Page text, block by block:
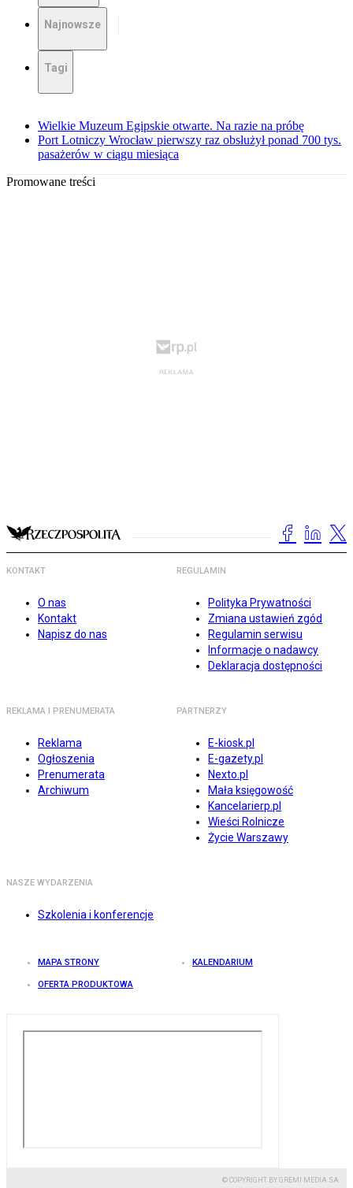
Najnowsze
Tagi
Wielkie Muzeum Egipskie otwarte. Na razie na próbę
Port Lotniczy Wrocław pierwszy raz obsłużył ponad 700 tys.
pasażerów w ciągu miesiąca
Promowane treści
KONTAKT
O nas
Kontakt
Napisz do nas
REGULAMIN
Polityka Prywatności
Zmiana ustawień zgód
Regulamin serwisu
Informacje o nadawcy
Deklaracja dostępności
REKLAMA I PRENUMERATA
Reklama
Ogłoszenia
Prenumerata
Archiwum
PARTNERZY
E-kiosk.pl
E-gazety.pl
Nexto.pl
Mała księgowość
Kancelarierp.pl
Wieści Rolnicze
Życie Warszawy
NASZE WYDARZENIA
Szkolenia i konferencje
MAPA STRONY KALENDARIUM
OFERTA PRODUKTOWA
© COPYRIGHT BY GREMI MEDIA SA